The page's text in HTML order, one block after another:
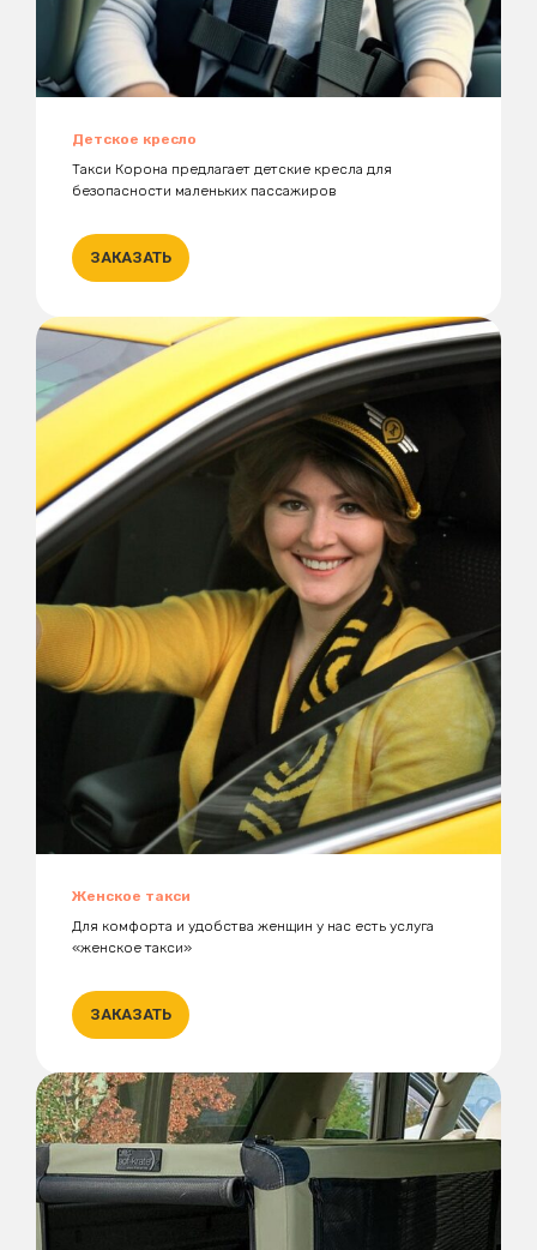
Детское кресло
Такси Корона предлагает детские кресла для
безопасности маленьких пассажиров
ЗАКАЗАТЬ
Женское такси
Для комфорта и удобства женщин у нас есть услуга
«женское такси»
ЗАКАЗАТЬ